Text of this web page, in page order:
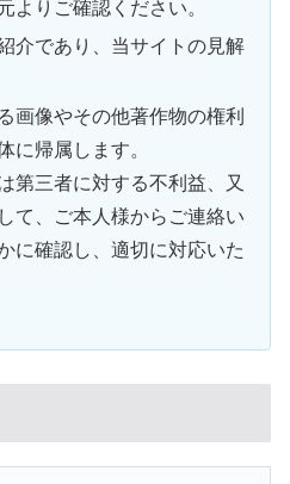
よりご確認ください。
介であり、当サイトの見解
画像やその他著作物の権利
に帰属します。
第三者に対する不利益、又
て、ご本人様からご連絡い
に確認し、適切に対応いた